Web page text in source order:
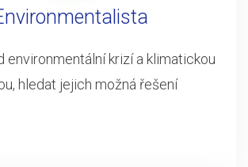
environmentální krizí a klimatickou
hledat jejich možná řešení